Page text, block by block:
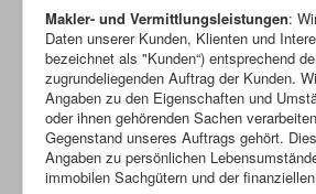
Makler- und Vermittlungsleistungen:
Daten unserer Kunden, Klienten und
bezeichnet als "Kunden“) entsprechend
zugrundeliegenden Auftrag der Kunden.
Angaben zu den Eigenschaften und
oder ihnen gehörenden Sachen
Gegenstand unseres Auftrags gehört.
Angaben zu persönlichen
immobilen Sachgütern und der